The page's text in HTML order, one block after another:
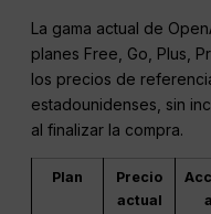
La gama actual de
planes Free, Go, Plus,
los precios de
estadounidenses, sin
al finalizar la compra.
Plan
Precio
actual